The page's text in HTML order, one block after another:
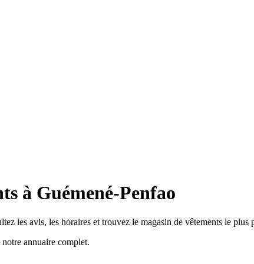
à Guémené-Penfao
les avis, les horaires et trouvez le magasin de vêtements le plus
annuaire complet.